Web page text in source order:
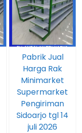
Pabrik Jual
Harga Rak
Minimarket
Supermarket
Pengiriman
Sidoarjo tgl 14
juli 2026